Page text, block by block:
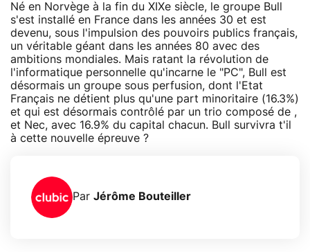
Né en Norvège à la fin du XIXe siècle, le groupe Bull
s'est installé en France dans les années 30 et est
devenu, sous l'impulsion des pouvoirs publics français,
un véritable géant dans les années 80 avec des
ambitions mondiales. Mais ratant la révolution de
l'informatique personnelle qu'incarne le "PC", Bull est
désormais un groupe sous perfusion, dont l'Etat
Français ne détient plus qu'une part minoritaire (16.3%)
et qui est désormais contrôlé par un trio composé de ,
et Nec, avec 16.9% du capital chacun. Bull survivra t'il
à cette nouvelle épreuve ?
Par Jérôme Bouteiller